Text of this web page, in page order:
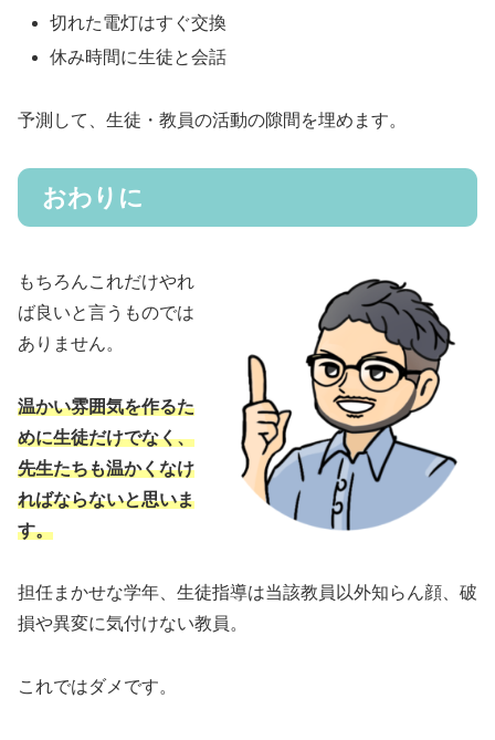
切れた電灯はすぐ交換
休み時間に生徒と会話
予測して、生徒・教員の活動の隙間を埋めます。
おわりに
もちろんこれだけやれ
ば良いと言うものでは
ありません。
温かい雰囲気を作るた
めに生徒だけでなく、
先生たちも温かくなけ
ればならないと思いま
す。
担任まかせな学年、生徒指導は当該教員以外知らん顔、破
損や異変に気付けない教員。
これではダメです。